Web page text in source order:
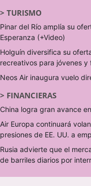
> TURISMO
Pinar del Río amplía su
Esperanza (+Video)
Holguín diversifica su
recreativos para jóvenes y
Neos Air inaugura vuelo
> FINANCIERAS
China logra gran avance
Air Europa continuará
presiones de EE. UU. a
Rusia advierte que el
de barriles diarios por